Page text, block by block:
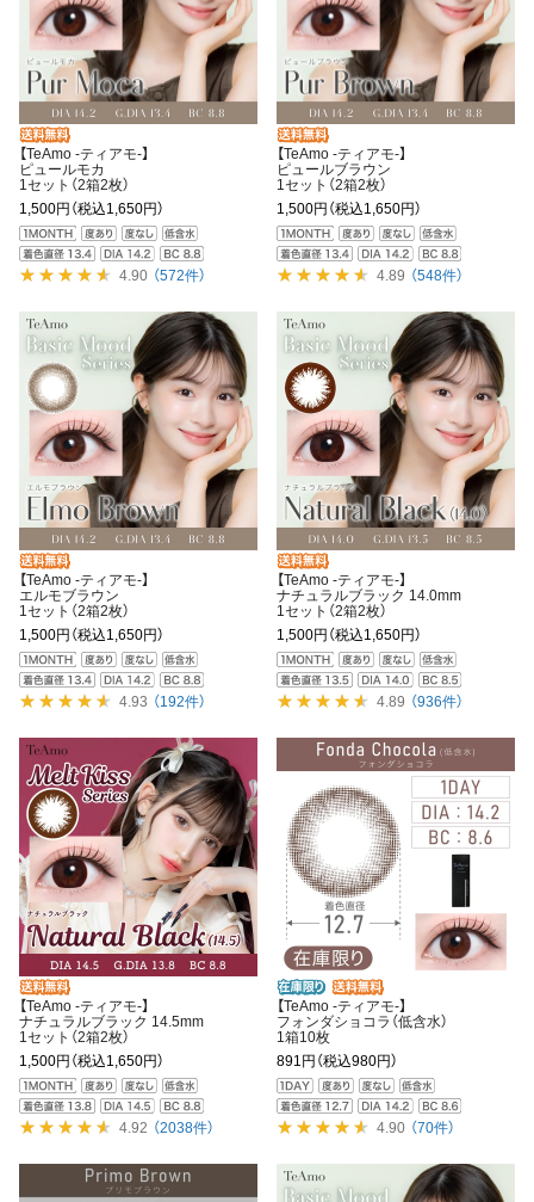
【TeAmo -ティアモ-】
ピュールモカ
1セット（2箱2枚）
1,500円 （税込1,650円）
4.90 （572件）
【TeAmo -ティアモ-】
ピュールブラウン
1セット（2箱2枚）
1,500円 （税込1,650円）
4.89 （548件）
【TeAmo -ティアモ-】
エルモブラウン
1セット（2箱2枚）
1,500円 （税込1,650円）
4.93 （192件）
【TeAmo -ティアモ-】
ナチュラルブラック 14.0mm
1セット（2箱2枚）
1,500円 （税込1,650円）
4.89 （936件）
【TeAmo -ティアモ-】
ナチュラルブラック 14.5mm
1セット（2箱2枚）
1,500円 （税込1,650円）
4.92 （2038件）
【TeAmo -ティアモ-】
フォンダショコラ（低含水）
1箱10枚
891円 （税込980円）
4.90 （70件）